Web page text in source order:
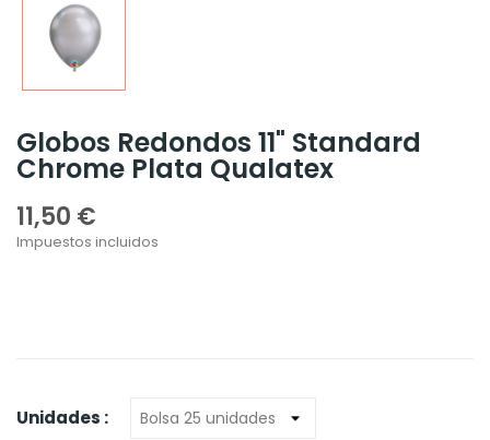
Globos Redondos 11" Standard
Chrome Plata Qualatex
11,50 €
Impuestos incluidos
Unidades :